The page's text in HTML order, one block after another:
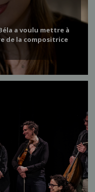
a voulu mettre à
de la compositrice